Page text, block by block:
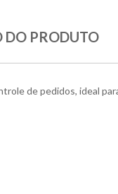
DO PRODUTO
de pedidos, ideal